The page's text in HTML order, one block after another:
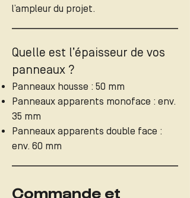
l’ampleur du projet.
Quelle est l’épaisseur de vos
panneaux ?
Panneaux housse : 50 mm
Panneaux apparents monoface : env.
35 mm
Panneaux apparents double face :
env. 60 mm
Commande et